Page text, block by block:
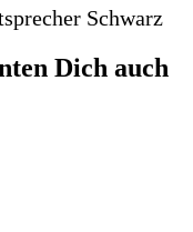
Schwarz
Dich auch